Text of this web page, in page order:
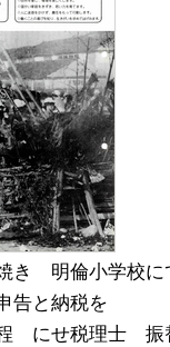
き 明倫小学校に
告と納税を
にせ税理士 振